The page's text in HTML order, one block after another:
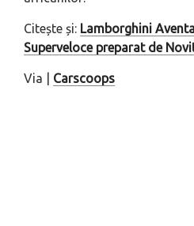
Citește și: Lamborghini
Superveloce preparat de
Via | Carscoops